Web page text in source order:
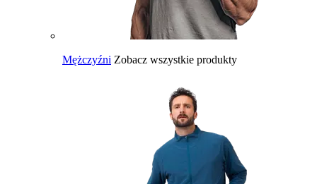
Mężczyźni Zobacz wszystkie produkty